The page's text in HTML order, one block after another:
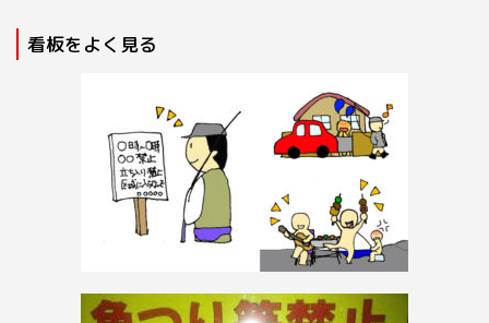
看板をよく見る